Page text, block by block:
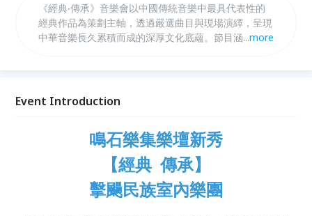
《經典‧傳承》音樂會以中國傳統音樂中最具代表性的
經典作品為策劃主軸，透過嚴選曲目與現場演繹，呈現
中華音樂長久累積而成的深厚文化底蘊。節目涵蓋絲、
曲背後的歷史脈絡與藝術精神，使傳統音樂得以在當代
回應當代文化脈動。
...more
Event Introduction
鳴石樂集樂壇新秀
【經典 傳承】
擊颺民族室內樂團